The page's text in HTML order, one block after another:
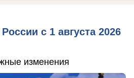
с 1 августа 2026
изменения